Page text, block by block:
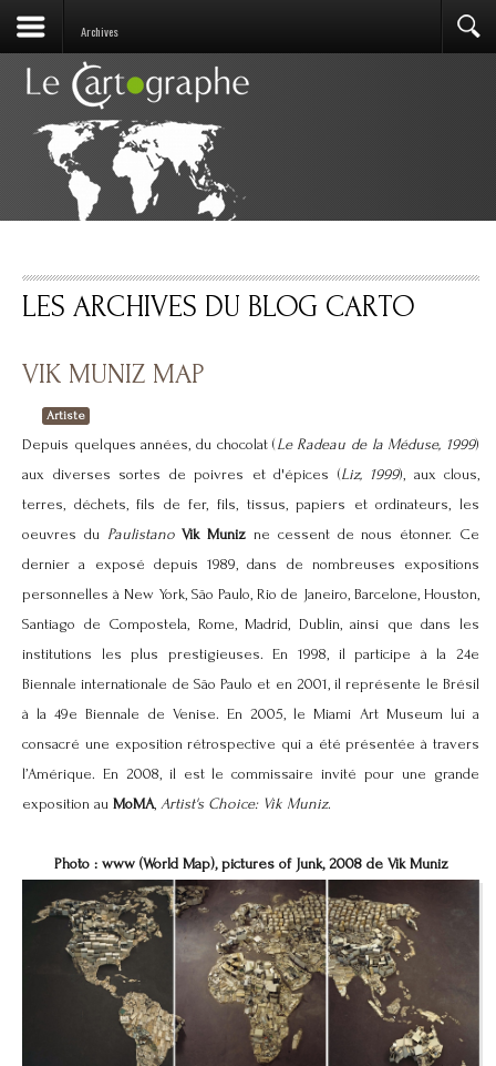
Archives
LES ARCHIVES DU BLOG CARTO
VIK MUNIZ MAP
Artiste
Depuis quelques années, du chocolat (Le Radeau de la Méduse, 1999)
aux diverses sortes de poivres et d'épices (Liz, 1999), aux clous,
terres, déchets, fils de fer, fils, tissus, papiers et ordinateurs, les
oeuvres du Paulistano Vik Muniz ne cessent de nous étonner. Ce
dernier a exposé depuis 1989, dans de nombreuses expositions
personnelles à New York, São Paulo, Rio de Janeiro, Barcelone, Houston,
Santiago de Compostela, Rome, Madrid, Dublin, ainsi que dans les
institutions les plus prestigieuses. En 1998, il participe à la 24e
Biennale internationale de São Paulo et en 2001, il représente le Brésil
à la 49e Biennale de Venise. En 2005, le Miami Art Museum lui a
consacré une exposition rétrospective qui a été présentée à travers
l’Amérique. En 2008, il est le commissaire invité pour une grande
exposition au MoMA, Artist's Choice: Vik Muniz.
Photo : www (World Map), pictures of Junk, 2008 de Vik Muniz